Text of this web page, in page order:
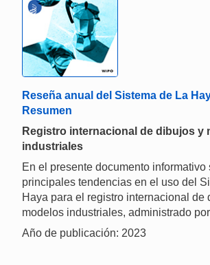
Reseña anual del Sistema de La
Resumen
Registro internacional de dibujos y
industriales
En el presente documento
principales tendencias en el uso del
Haya para el registro internacional de
modelos industriales, administrado
Año de publicación: 2023